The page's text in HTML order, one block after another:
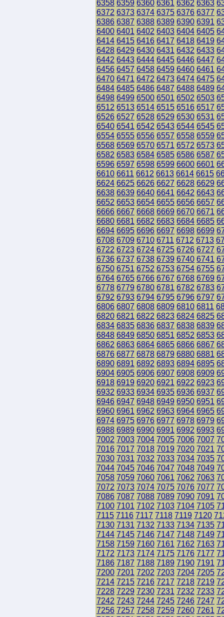
6358 6359 6360 6361 6362 6363
6372 6373 6374 6375 6376 6377
6386 6387 6388 6389 6390 6391
6400 6401 6402 6403 6404 6405
6414 6415 6416 6417 6418 6419
6428 6429 6430 6431 6432 6433
6442 6443 6444 6445 6446 6447
6456 6457 6458 6459 6460 6461
6470 6471 6472 6473 6474 6475
6484 6485 6486 6487 6488 6489
6498 6499 6500 6501 6502 6503
6512 6513 6514 6515 6516 6517
6526 6527 6528 6529 6530 6531
6540 6541 6542 6543 6544 6545
6554 6555 6556 6557 6558 6559
6568 6569 6570 6571 6572 6573
6582 6583 6584 6585 6586 6587
6596 6597 6598 6599 6600 6601
6610 6611 6612 6613 6614 6615
6624 6625 6626 6627 6628 6629
6638 6639 6640 6641 6642 6643
6652 6653 6654 6655 6656 6657
6666 6667 6668 6669 6670 6671
6680 6681 6682 6683 6684 6685
6694 6695 6696 6697 6698 6699
6708 6709 6710 6711 6712 6713
6722 6723 6724 6725 6726 6727
6736 6737 6738 6739 6740 6741
6750 6751 6752 6753 6754 6755
6764 6765 6766 6767 6768 6769
6778 6779 6780 6781 6782 6783
6792 6793 6794 6795 6796 6797
6806 6807 6808 6809 6810 6811
6820 6821 6822 6823 6824 6825
6834 6835 6836 6837 6838 6839
6848 6849 6850 6851 6852 6853
6862 6863 6864 6865 6866 6867
6876 6877 6878 6879 6880 6881
6890 6891 6892 6893 6894 6895
6904 6905 6906 6907 6908 6909
6918 6919 6920 6921 6922 6923
6932 6933 6934 6935 6936 6937
6946 6947 6948 6949 6950 6951
6960 6961 6962 6963 6964 6965
6974 6975 6976 6977 6978 6979
6988 6989 6990 6991 6992 6993
7002 7003 7004 7005 7006 7007
7016 7017 7018 7019 7020 7021
7030 7031 7032 7033 7034 7035
7044 7045 7046 7047 7048 7049
7058 7059 7060 7061 7062 7063
7072 7073 7074 7075 7076 7077
7086 7087 7088 7089 7090 7091
7100 7101 7102 7103 7104 7105
7115 7116 7117 7118 7119 7120
7130 7131 7132 7133 7134 7135
7144 7145 7146 7147 7148 7149
7158 7159 7160 7161 7162 7163
7172 7173 7174 7175 7176 7177
7186 7187 7188 7189 7190 7191
7200 7201 7202 7203 7204 7205
7214 7215 7216 7217 7218 7219
7228 7229 7230 7231 7232 7233
7242 7243 7244 7245 7246 7247
7256 7257 7258 7259 7260 7261